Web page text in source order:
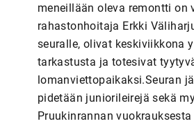
meneillään oleva remontti
rahastonhoitaja Erkki
seuralle, olivat keskiviikkona
tarkastusta ja totesivat
lomanviettopaikaksi.Seuran
pidetään juniorileirejä sekä
Pruukinrannan